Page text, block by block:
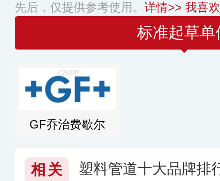
先后，仅提供参考使用。 详情>> 我喜
标准起草单
GF乔治费歇尔
相关
塑料管道十大品牌排